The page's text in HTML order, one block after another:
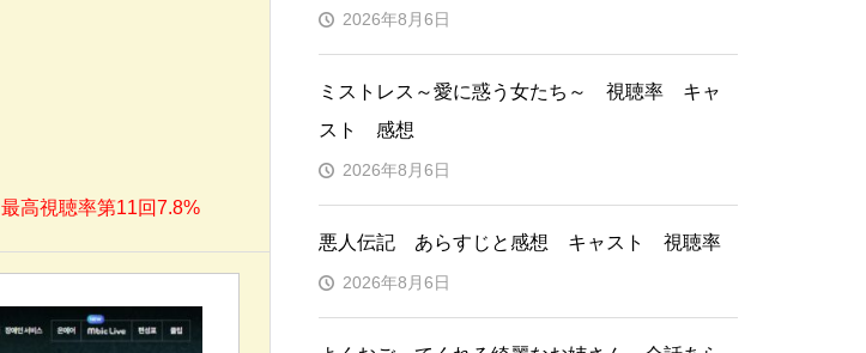
最高視聴率第11回7.8%
2026年8月6日
ミストレス～愛に惑う女たち～ 視聴率 キャ
スト 感想
2026年8月6日
悪人伝記 あらすじと感想 キャスト 視聴率
2026年8月6日